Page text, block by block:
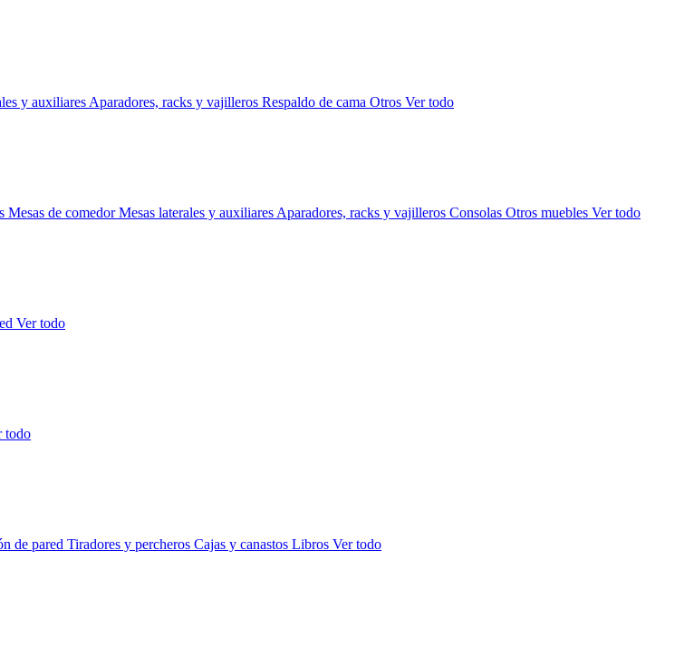
y auxiliares Aparadores, racks y vajilleros Respaldo de cama Otros Ver todo
Mesas de comedorMesas laterales y auxiliares Aparadores, racks y vajilleros Consolas Otros muebles Ver todo
Ver todo
todo
de pared Tiradores y percheros Cajas y canastos Libros Ver todo